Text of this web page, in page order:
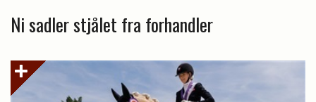
Ni sadler stjålet fra forhandler